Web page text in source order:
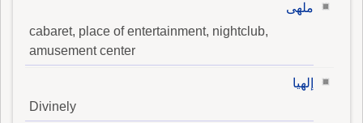
ملهى
cabaret, place of entertainment, nightclub,
amusement center
إلهيا
Divinely